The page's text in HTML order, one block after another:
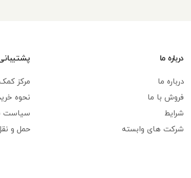
درباره ما
درباره ما
فروش با ما
شرایط
شرکت های وابسته
مرکز
نحوه
سیاست
حمل و